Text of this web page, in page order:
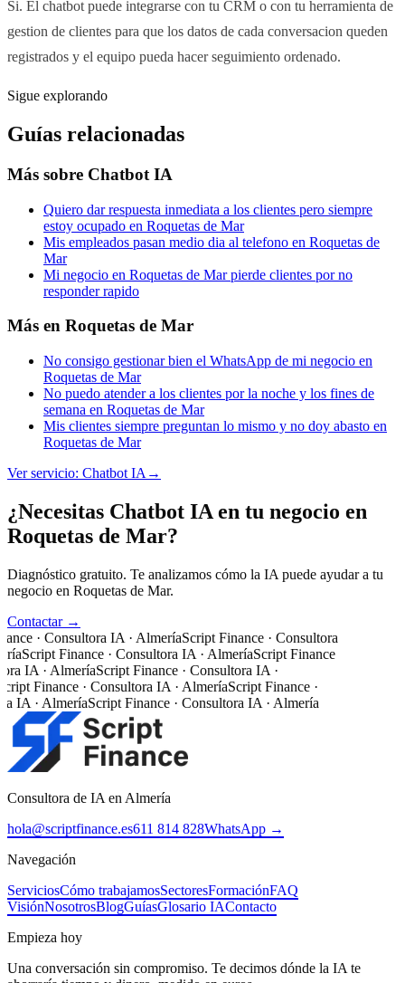
Si. El chatbot puede integrarse con tu CRM o con tu herramienta de
gestion de clientes para que los datos de cada conversacion queden
registrados y el equipo pueda hacer seguimiento ordenado.
Sigue explorando
Guías relacionadas
Más sobre Chatbot IA
Quiero dar respuesta inmediata a los clientes pero siempre
estoy ocupado en Roquetas de Mar
Mis empleados pasan medio dia al telefono en Roquetas de
Mar
Mi negocio en Roquetas de Mar pierde clientes por no
responder rapido
Más en Roquetas de Mar
No consigo gestionar bien el WhatsApp de mi negocio en
Roquetas de Mar
No puedo atender a los clientes por la noche y los fines de
semana en Roquetas de Mar
Mis clientes siempre preguntan lo mismo y no doy abasto en
Roquetas de Mar
Ver servicio: Chatbot IA →
¿Necesitas Chatbot IA en tu negocio en
Roquetas de Mar?
Diagnóstico gratuito. Te analizamos cómo la IA puede ayudar a tu
negocio en Roquetas de Mar.
Contactar →
· Consultora IA · AlmeríaScript Finance · Consultora
Script Finance · Consultora IA · AlmeríaScript Finance
IA · AlmeríaScript Finance · Consultora IA ·
Finance · Consultora IA · AlmeríaScript Finance ·
IA · AlmeríaScript Finance · Consultora IA · Almería
Consultora de IA en Almería
hola@scriptfinance.es611 814 828WhatsApp →
Navegación
ServiciosCómo trabajamosSectoresFormaciónFAQ
VisiónNosotrosBlogGuíasGlosario IAContacto
Empieza hoy
Una conversación sin compromiso. Te decimos dónde la IA te